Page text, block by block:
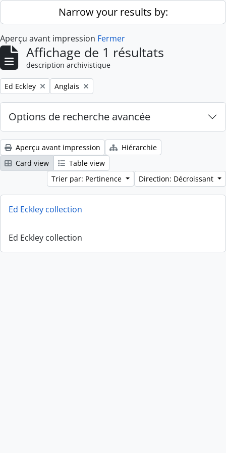
Skip to main contentNarrow your results by:
Aperçu avant impression Fermer
Affichage de 1 résultats
description archivistique
Remove filter:
Ed Eckley Remove filter:
Anglais
Options de recherche avancée
Aperçu avant impression
Hiérarchie
Card view
Table view
Trier par: Pertinence
Direction: Décroissant
Ed Eckley collection
Ed Eckley collection